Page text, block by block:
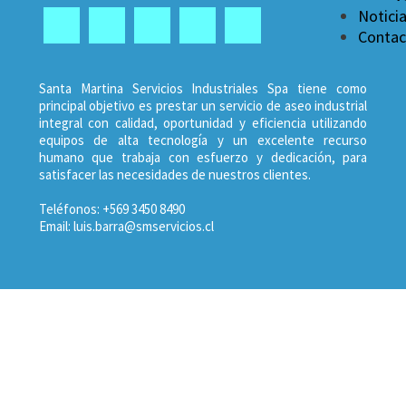
Santa Martina Servicios Industriales Spa tiene como
principal objetivo es prestar un servicio de aseo industrial
integral con calidad, oportunidad y eficiencia utilizando
equipos de alta tecnología y un excelente recurso
humano que trabaja con esfuerzo y dedicación, para
satisfacer las necesidades de nuestros clientes.
Teléfonos: +569 3450 8490
Email: luis.barra@smservicios.cl